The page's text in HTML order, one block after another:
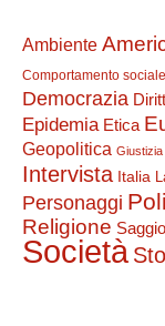
Ambiente
Comportamento sociale
Democrazia
Epidemia Etica
Geopolitica Giustizia
Intervista Italia
Personaggi
Religione Saggio
Società